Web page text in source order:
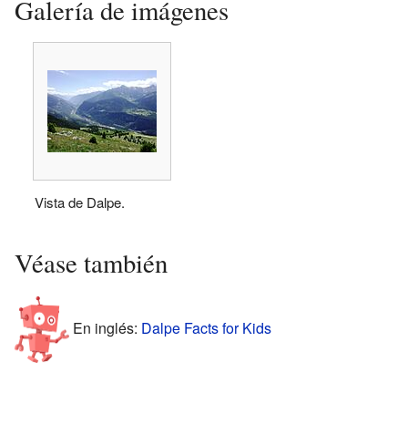
Galería de imágenes
Vista de Dalpe.
Véase también
En inglés: Dalpe Facts for Kids